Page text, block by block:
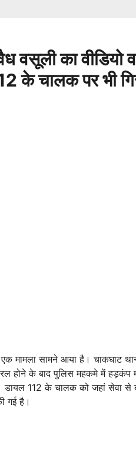
का वीडियो
के चालक पर भी
मामला सामने आया है। चाकघाट
होने के बाद पुलिस महकमे में
112 के चालक को जहां सेवा से
गई है।